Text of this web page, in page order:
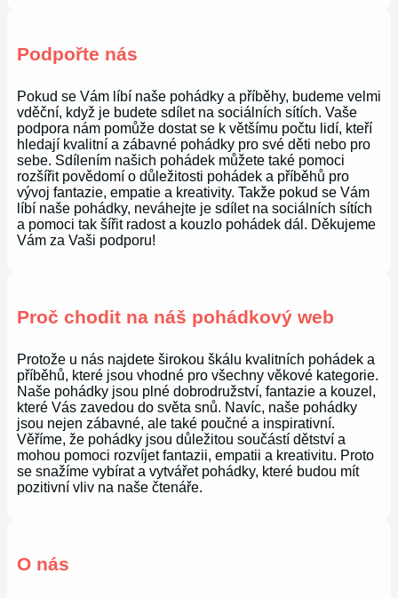
Podpořte nás
Pokud se Vám líbí naše pohádky a příběhy, budeme velmi
vděční, když je budete sdílet na sociálních sítích. Vaše
podpora nám pomůže dostat se k většímu počtu lidí, kteří
hledají kvalitní a zábavné pohádky pro své děti nebo pro
sebe. Sdílením našich pohádek můžete také pomoci
rozšířit povědomí o důležitosti pohádek a příběhů pro
vývoj fantazie, empatie a kreativity. Takže pokud se Vám
líbí naše pohádky, neváhejte je sdílet na sociálních sítích
a pomoci tak šířit radost a kouzlo pohádek dál. Děkujeme
Vám za Vaši podporu!
Proč chodit na náš pohádkový web
Protože u nás najdete širokou škálu kvalitních pohádek a
příběhů, které jsou vhodné pro všechny věkové kategorie.
Naše pohádky jsou plné dobrodružství, fantazie a kouzel,
které Vás zavedou do světa snů. Navíc, naše pohádky
jsou nejen zábavné, ale také poučné a inspirativní.
Věříme, že pohádky jsou důležitou součástí dětství a
mohou pomoci rozvíjet fantazii, empatii a kreativitu. Proto
se snažíme vybírat a vytvářet pohádky, které budou mít
pozitivní vliv na naše čtenáře.
O nás